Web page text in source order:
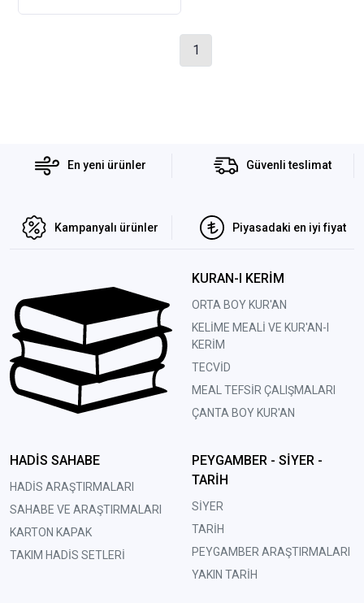
1
En yeni ürünler Güvenli teslimat
Kampanyalı ürünler Piyasadaki en iyi fiyat
KURAN-I KERİM
ORTA BOY KUR'AN
KELİME MEALİ VE KUR'AN-I
KERİM
TECVİD
MEAL TEFSİR ÇALIŞMALARI
ÇANTA BOY KUR'AN
HADİS SAHABE
HADİS ARAŞTIRMALARI
SAHABE VE ARAŞTIRMALARI
KARTON KAPAK
TAKIM HADİS SETLERİ
PEYGAMBER - SİYER -
TARİH
SİYER
TARİH
PEYGAMBER ARAŞTIRMALARI
YAKIN TARİH